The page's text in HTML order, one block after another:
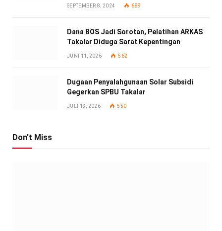
SEPTEMBER 8, 2024 689
Dana BOS Jadi Sorotan, Pelatihan ARKAS
Takalar Diduga Sarat Kepentingan
JUNI 11, 2026 562
Dugaan Penyalahgunaan Solar Subsidi
Gegerkan SPBU Takalar
JULI 13, 2026 550
Don't Miss